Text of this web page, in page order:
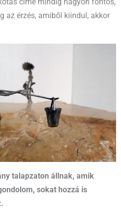
címe mindig nagyon fontos,
az érzés, amiből kiindul, akkor
talapzaton állnak, amik
sokat hozzá is